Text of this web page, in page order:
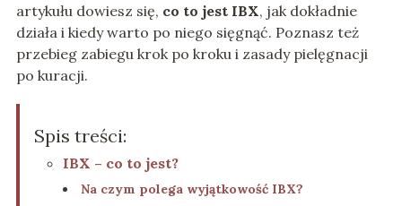
artykułu dowiesz się, co to jest IBX, jak dokładnie
działa i kiedy warto po niego sięgnąć. Poznasz też
przebieg zabiegu krok po kroku i zasady pielęgnacji
po kuracji.
Spis treści:
IBX – co to jest?
Na czym polega wyjątkowość IBX?